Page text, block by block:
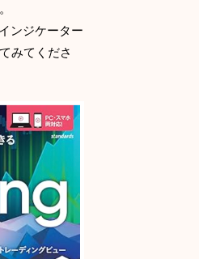
ンジケーター
みてくださ